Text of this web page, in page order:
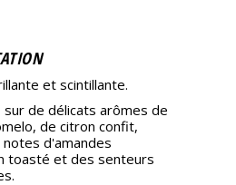
et scintillante.
de délicats arômes de
de citron confit,
d'amandes
toasté et des senteurs